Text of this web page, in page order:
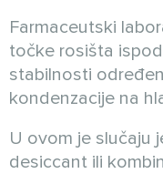
Farmaceutski
točke rosišta
stabilnosti
kondenzacije na
U ovom je slučaju
desiccant ili